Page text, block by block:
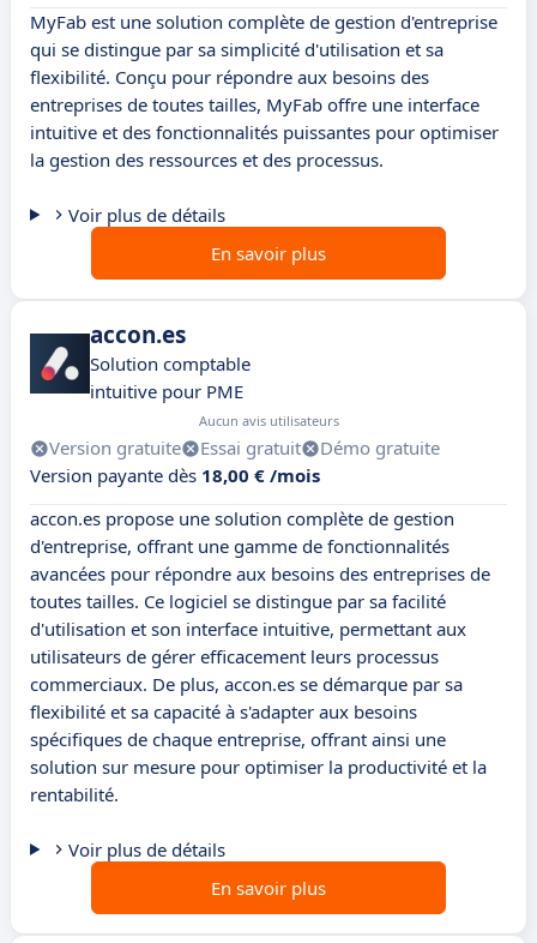
MyFab est une solution complète de gestion d'entreprise
qui se distingue par sa simplicité d'utilisation et sa
flexibilité. Conçu pour répondre aux besoins des
entreprises de toutes tailles, MyFab offre une interface
intuitive et des fonctionnalités puissantes pour optimiser
la gestion des ressources et des processus.
Voir plus de détails
En savoir plus
accon.es
Solution comptable
intuitive pour PME
Aucun avis utilisateurs
Version gratuite Essai gratuit
Démo gratuite
Version payante dès 18,00 € /mois
accon.es propose une solution complète de gestion
d'entreprise, offrant une gamme de fonctionnalités
avancées pour répondre aux besoins des entreprises de
toutes tailles. Ce logiciel se distingue par sa facilité
d'utilisation et son interface intuitive, permettant aux
utilisateurs de gérer efficacement leurs processus
commerciaux. De plus, accon.es se démarque par sa
flexibilité et sa capacité à s'adapter aux besoins
spécifiques de chaque entreprise, offrant ainsi une
solution sur mesure pour optimiser la productivité et la
rentabilité.
Voir plus de détails
En savoir plus